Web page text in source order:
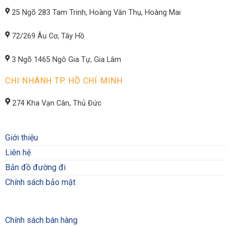
25 Ngõ 283 Tam Trinh, Hoàng Văn Thụ, Hoàng Mai
72/269 Âu Cơ, Tây Hồ
3 Ngõ 1465 Ngô Gia Tự, Gia Lâm
CHI NHÁNH TP. HỒ CHÍ MINH
274 Kha Vạn Cân, Thủ Đức
Giới thiệu
Liên hệ
Bản đồ đường đi
Chính sách bảo mật
Chính sách bán hàng